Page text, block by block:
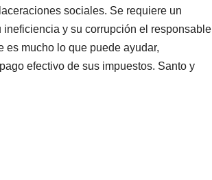
sociales. Se requiere un
y su corrupción el responsable
es mucho lo que puede ayudar,
efectivo de sus impuestos. Santo y